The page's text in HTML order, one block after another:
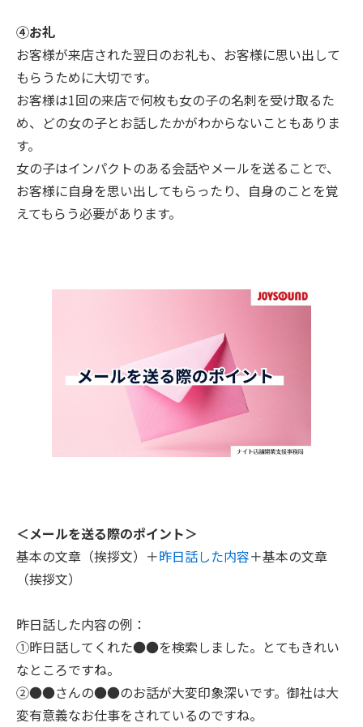
④お礼
お客様が来店された翌日のお礼も、お客様に思い出して
もらうために大切です。
お客様は1回の来店で何枚も女の子の名刺を受け取るた
め、どの女の子とお話したかがわからないこともありま
す。
女の子はインパクトのある会話やメールを送ることで、
お客様に自身を思い出してもらったり、自身のことを覚
えてもらう必要があります。
＜メールを送る際のポイント＞
基本の文章（挨拶文）＋昨日話した内容＋基本の文章
（挨拶文）
昨日話した内容の例：
①昨日話してくれた●●を検索しました。とてもきれい
なところですね。
②●●さんの●●のお話が大変印象深いです。御社は大
変有意義なお仕事をされているのですね。